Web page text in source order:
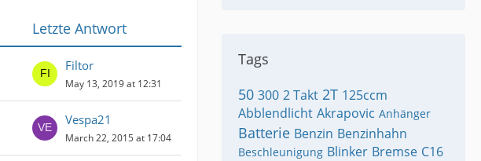
Letzte Antwort
Filtor
May 13, 2019 at 12:31
Vespa21
March 22, 2015 at 17:04
Tags
50 300 2 Takt 2T 125ccm
Abblendlicht Akrapovic Anhänger
Batterie Benzin Benzinhahn
Beschleunigung Blinker Bremse C16